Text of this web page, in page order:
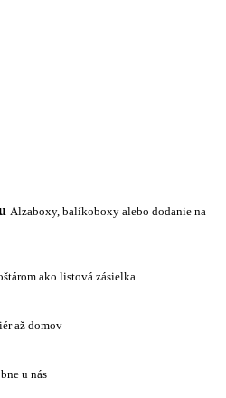
Alzaboxy, balíkoboxy alebo dodanie na
ako listová zásielka
až domov
u nás